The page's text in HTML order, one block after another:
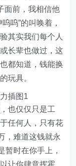
面前，我相信他
呜”的叫唤着，
其实我们每个人
长辈也做过，这
都知道，钱能换
玩具。
也仅仅只是工
任何人，只有花
，难道这钱就永
暂时在你手上，
让你肆意挥霍，